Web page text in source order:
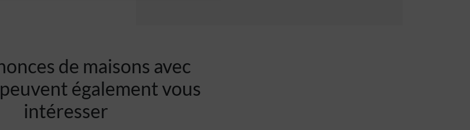
de maisons avec
également vous
intéresser